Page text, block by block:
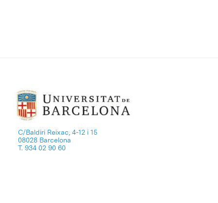
C/Baldiri Reixac, 4-12 i 15
08028 Barcelona
T. 934 02 90 60